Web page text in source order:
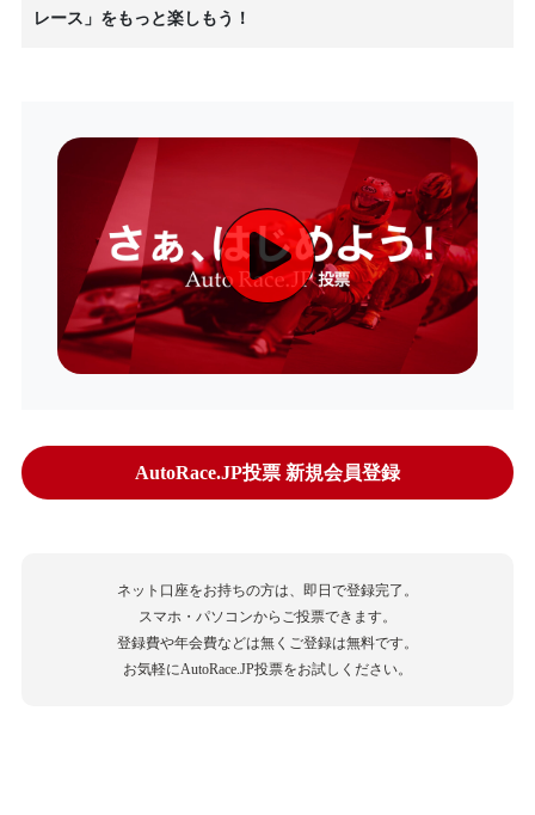
レース」をもっと楽しもう！
AutoRace.JP投票 新規会員登録
ネット口座をお持ちの方は、即日で登録完了。
スマホ・パソコンからご投票できます。
登録費や年会費などは無くご登録は無料です。
お気軽にAutoRace.JP投票をお試しください。